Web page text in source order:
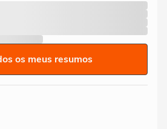
os meus resumos